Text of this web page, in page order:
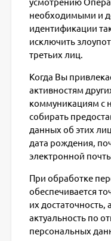
необходимыми и
идентификации
исключить
третьих лиц.
Когда Вы
активностям
коммуникациям с
собирать
данных об этих
дата рождения,
электронной
При обработке
обеспечивается
их
актуальность по
персональных